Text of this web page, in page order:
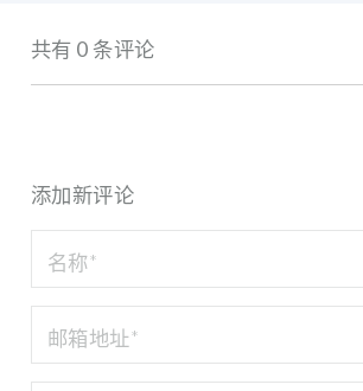
共有 0 条评论
添加新评论